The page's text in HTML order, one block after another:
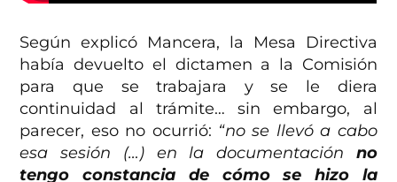
Según explicó Mancera, la Mesa Directiva
había devuelto el dictamen a la Comisión
para que se trabajara y se le diera
continuidad al trámite… sin embargo, al
parecer, eso no ocurrió: “no se llevó a cabo
esa sesión (…) en la documentación no
tengo constancia de cómo se hizo la